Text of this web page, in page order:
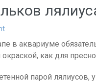
в аквариуме
как для
парой